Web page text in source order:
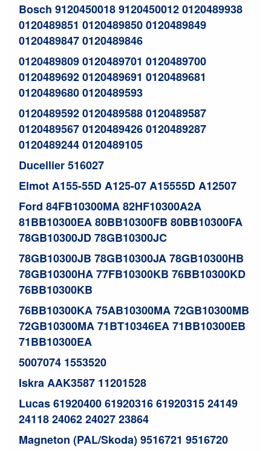
Bosch 9120450018 9120450012 0120489938
0120489851 0120489850 0120489849
0120489847 0120489846
0120489809 0120489701 0120489700
0120489692 0120489691 0120489681
0120489680 0120489593
0120489592 0120489588 0120489587
0120489567 0120489426 0120489287
0120489244 0120489105
Ducellier 516027
Elmot A155-55D A125-07 A15555D A12507
Ford 84FB10300MA 82HF10300A2A
81BB10300EA 80BB10300FB 80BB10300FA
78GB10300JD 78GB10300JC
78GB10300JB 78GB10300JA 78GB10300HB
78GB10300HA 77FB10300KB 76BB10300KD
76BB10300KB
76BB10300KA 75AB10300MA 72GB10300MB
72GB10300MA 71BT10346EA 71BB10300EB
71BB10300EA
5007074 1553520
Iskra AAK3587 11201528
Lucas 61920400 61920316 61920315 24149
24118 24062 24027 23864
Magneton (PAL/Skoda) 9516721 9516720